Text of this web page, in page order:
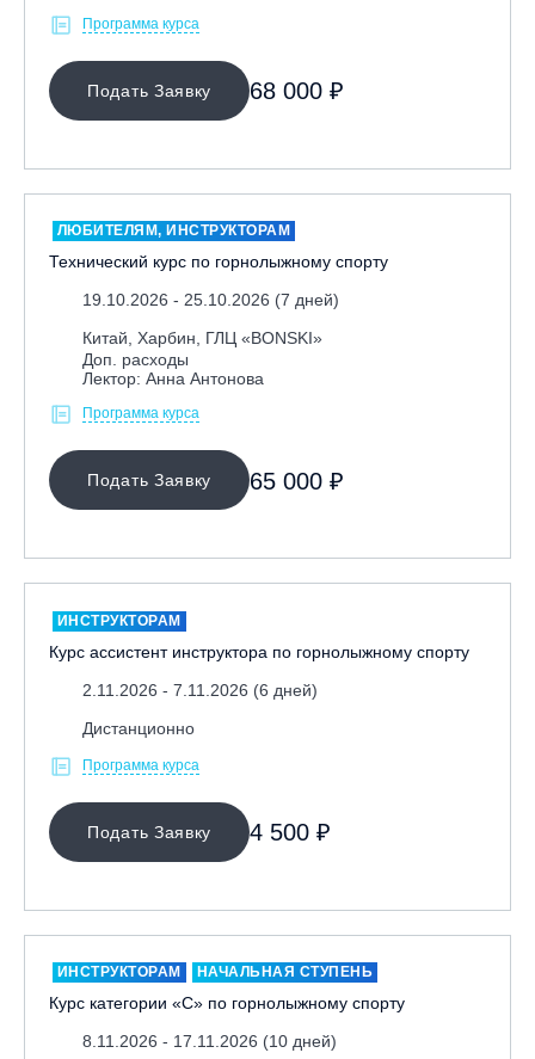
Программа курса
Подать Заявку 68 000 ₽
ЛЮБИТЕЛЯМ, ИНСТРУКТОРАМ
Технический курс по горнолыжному спорту
19.10.2026 - 25.10.2026 (7 дней)
Китай, Харбин, ГЛЦ «BONSKI»
Доп. расходы
Лектор: Анна Антонова
Программа курса
Подать Заявку 65 000 ₽
ИНСТРУКТОРАМ
Курс ассистент инструктора по горнолыжному спорту
2.11.2026 - 7.11.2026 (6 дней)
Дистанционно
Программа курса
Подать Заявку 4 500 ₽
ИНСТРУКТОРАМ НАЧАЛЬНАЯ СТУПЕНЬ
Курс категории «С» по горнолыжному спорту
8.11.2026 - 17.11.2026 (10 дней)